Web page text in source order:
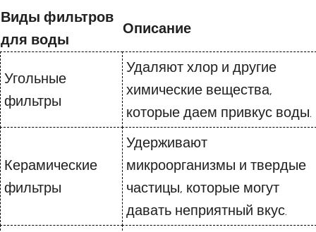
Виды фильтров
для воды
Описание
Угольные
фильтры
Удаляют хлор и другие
химические вещества,
которые даем привкус воды.
Керамические
фильтры
Удерживают
микроорганизмы и твердые
частицы, которые могут
давать неприятный вкус.